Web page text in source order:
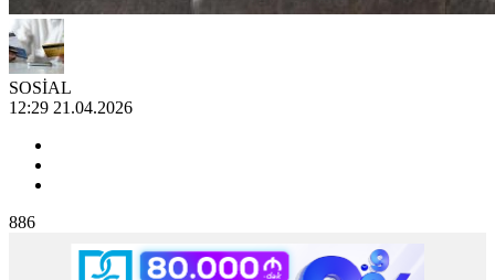
SOSİAL
12:29 21.04.2026
886